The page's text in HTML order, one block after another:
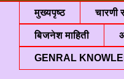
मुख्यपृष्ठ चारणी
बिजनेश माहिती
GENRAL